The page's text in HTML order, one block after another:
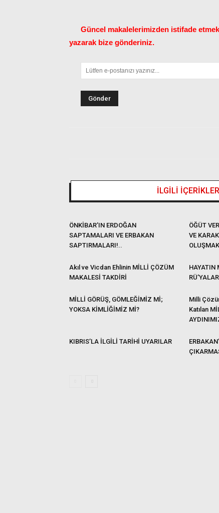
Güncel makalelerimizden istifade
yazarak bize gönderiniz.
İLGİLİ İÇERİKLER
ÖNKİBAR’IN ERDOĞAN
SAPTAMALARI VE ERBAKAN
SAPTIRMALARI!..
ÖĞÜT
VE
Akıl ve Vicdan Ehlinin MİLLİ ÇÖZÜM
MAKALESİ TAKDİRİ
HAYATIN
MİLLİ GÖRÜŞ, GÖMLEĞİMİZ Mİ;
YOKSA KİMLİĞİMİZ Mİ?
Milli
Katılan
KIBRIS’LA İLGİLİ TARİHİ UYARILAR